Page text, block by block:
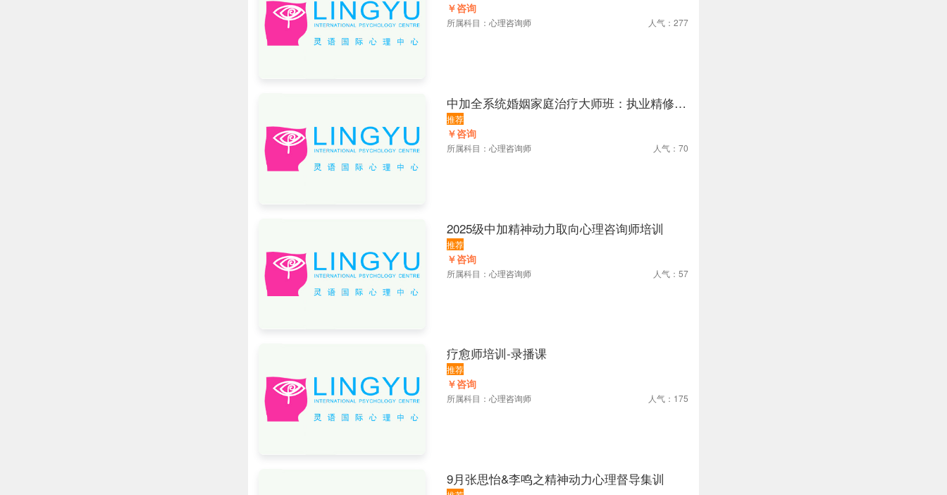
￥咨询
所属科目： 心理咨询师 人气：277
中加全系统婚姻家庭治疗大师班：执业精修课
程（一年进阶版）
推荐
￥咨询
所属科目： 心理咨询师 人气：70
2025级中加精神动力取向心理咨询师培训
推荐
￥咨询
所属科目： 心理咨询师 人气：57
疗愈师培训-录播课
推荐
￥咨询
所属科目： 心理咨询师 人气：175
9月张思怡&李鸣之精神动力心理督导集训